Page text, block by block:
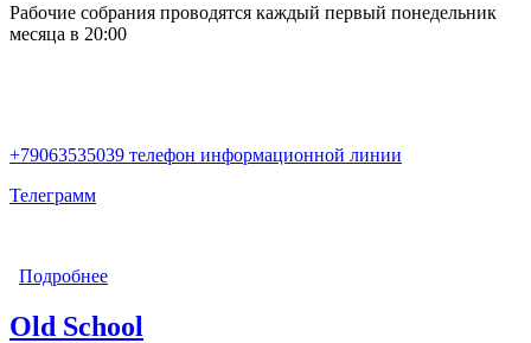
Рабочие собрания проводятся каждый первый понедельник
месяца в 20:00
+79063535039 телефон информационной линии
Телеграмм
Подробнее
Old School